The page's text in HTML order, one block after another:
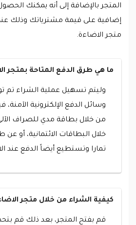
المتجر بالإضافة إلى أنه يمكنك
إضافية على قيمة مشترياتك وذلك
متجر الاضاءة.
ما هي طرق الدفع المتاحة بمتجر
وليتم تسهيل عملية الشراء تم
وسائل الدفع الإلكترونية
من خلال بطاقة مدي للصراف
خلال البطاقات الائتمانية، أو عن
تمارا وتستطيع أيضاً الدفع عند
كيفية الشراء من خلال متجر
قم بفتح المتجر، بعد ذلك قم